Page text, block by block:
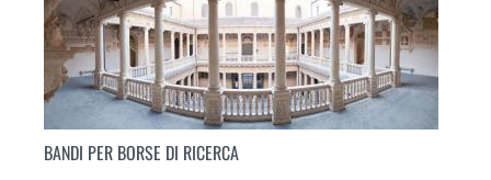
BANDI PER BORSE DI RICERCA